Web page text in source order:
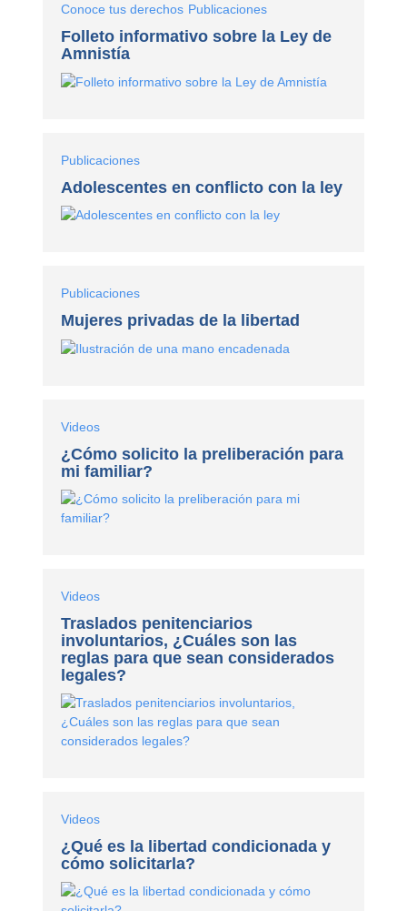
Conoce tus derechos Publicaciones
Folleto informativo sobre la Ley de
Amnistía
Publicaciones
Adolescentes en conflicto con la ley
Publicaciones
Mujeres privadas de la libertad
Videos
¿Cómo solicito la preliberación para
mi familiar?
Videos
Traslados penitenciarios
involuntarios, ¿Cuáles son las
reglas para que sean considerados
legales?
Videos
¿Qué es la libertad condicionada y
cómo solicitarla?